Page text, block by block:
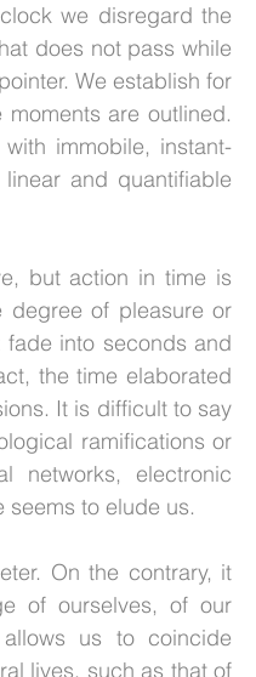
we disregard the
does not pass while
We establish for
are outlined.
immobile, instant-
and quantifiable
but action in time is
degree of pleasure or
into seconds and
the time elaborated
It is difficult to say
ramifications or
electronic
to elude us.
On the contrary, it
of ourselves, of our
us to coincide
lives, such as that of